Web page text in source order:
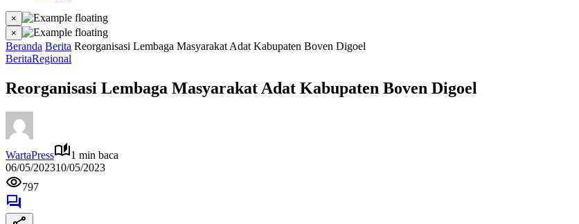
×
×
Beranda Berita Reorganisasi Lembaga Masyarakat Adat Kabupaten Boven Digoel
BeritaRegional
Reorganisasi Lembaga Masyarakat Adat Kabupaten Boven Digoel
WartaPress
1 min baca
06/05/202310/05/2023
797